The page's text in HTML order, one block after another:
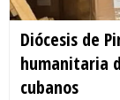
Diócesis de
humanitaria
cubanos